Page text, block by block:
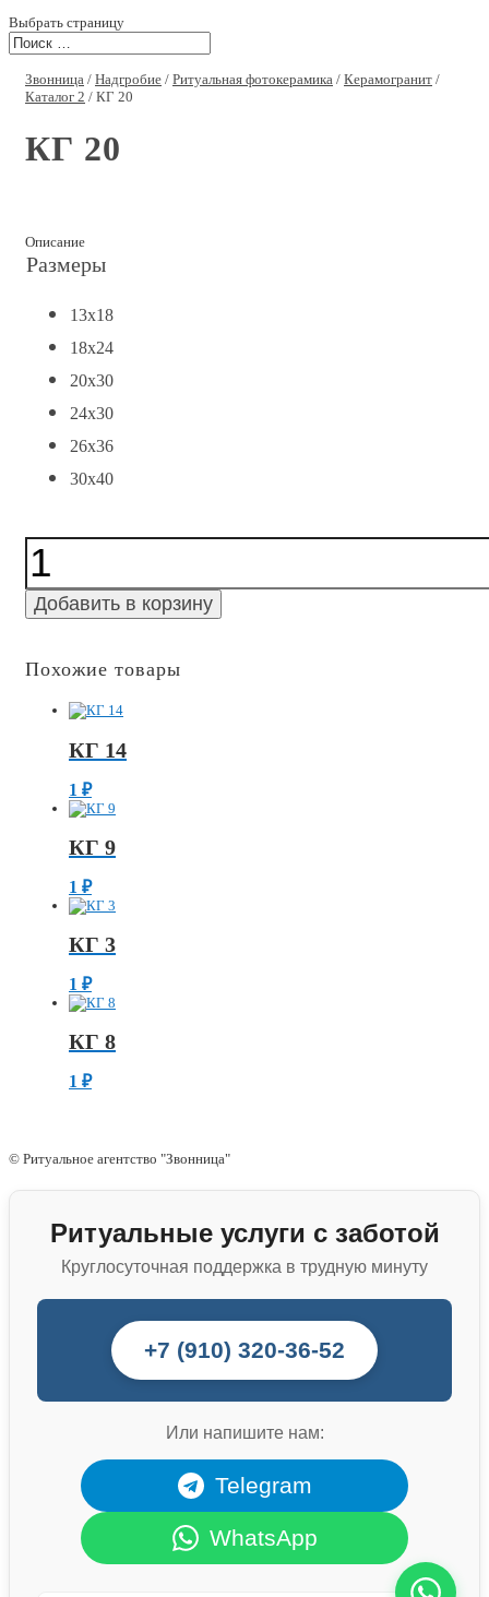
Выбрать страницу
Звонница / Надгробие / Ритуальная фотокерамика / Керамогранит /
Каталог 2 / КГ 20
КГ 20
Описание
Размеры
13x18
18x24
20x30
24x30
26x36
30x40
Количество
КГ
20
Добавить в корзину
Похожие товары
КГ 14
1 ₽
КГ 9
1 ₽
КГ 3
1 ₽
КГ 8
1 ₽
© Ритуальное агентство "Звонница"
Ритуальные услуги с заботой
Круглосуточная поддержка в трудную минуту
+7 (910) 320-36-52
Или напишите нам:
Telegram
WhatsApp